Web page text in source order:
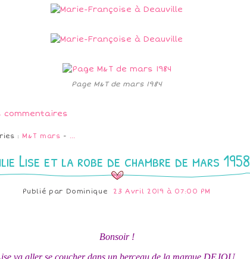
Page M&T de mars 1984
commentaires
: M&T mars - …
Lise et la robe de chambre de mars 1958
Publié par Dominique 23 Avril 2019 à 07:00 PM
Bonsoir !